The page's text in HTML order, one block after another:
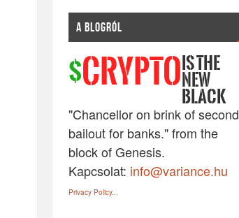
A BLOGRÓL
$CRYPTO IS THE
NEW
BLACK
"Chancellor on brink of second
bailout for banks." from the
block of Genesis.
Kapcsolat: info@variance.hu
Privacy Policy...